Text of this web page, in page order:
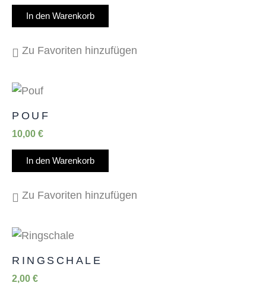
In den Warenkorb
Zu Favoriten hinzufügen
POUF
10,00 €
In den Warenkorb
Zu Favoriten hinzufügen
RINGSCHALE
2,00 €